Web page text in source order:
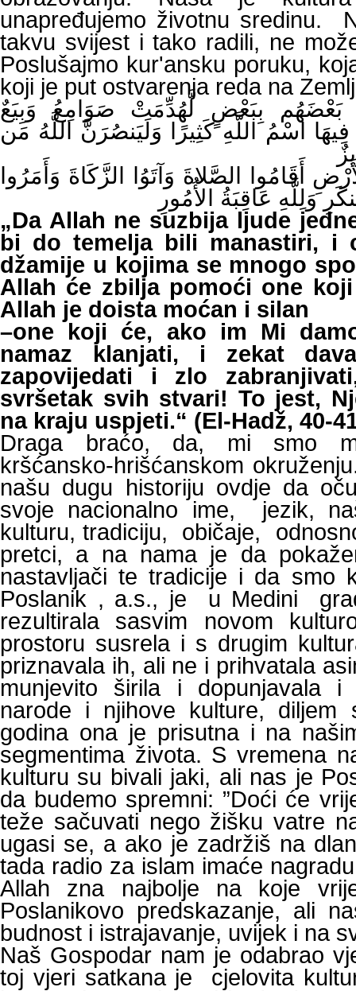
unapređujemo životnu sredinu.
takvu svijest i tako radili, ne
Poslušajmo kur'ansku poruku,
koji je put ostvarenja reda na
بَعْضَهُم بِبَعْضٍ لَّهُدِّمَتْ صَوَامِعُ وَبِيَعٌ
اسْمُ اللَّهِ كَثِيرًا وَلَيَنصُرَنَّ اللَّهُ مَن
أَقَامُوا الصَّلاةَ وَآتَوُا الزَّكَاةَ وَأَمَرُوا
وَلِلَّهِ عَاقِبَةُ الأُمُورِ
„Da Allah ne suzbija ljude
bi do temelja bili manastiri, i
džamije u kojima se mnogo
Allah će zbilja pomoći one
Allah je doista moćan i silan
–one koji će, ako im Mi
namaz klanjati, i zekat
zapovijedati i zlo
svršetak svih stvari! To jest,
na kraju uspjeti.“ (El-Hadž, 40-
Draga braćo, da, mi smo
kršćansko-hrišćanskom
našu dugu historiju ovdje da
svoje nacionalno ime, jezik,
kulturu, tradiciju, običaje,
pretci, a na nama je da
nastavljači te tradicije i da smo
Poslanik , a.s., je u Medini
rezultirala sasvim novom
prostoru susrela i s drugim
priznavala ih, ali ne i prihvatala
munjevito širila i dopunjavala i
narode i njihove kulture, diljem
godina ona je prisutna i na
segmentima života. S vremena
kulturu su bivali jaki, ali nas je
da budemo spremni: ”Doći će
teže sačuvati nego žišku vatre
ugasi se, a ako je zadržiš na
tada radio za islam imaće
Allah zna najbolje na koje
Poslanikovo predskazanje, ali
budnost i istrajavanje, uvijek i na
Naš Gospodar nam je odabrao
toj vjeri satkana je cjelovita